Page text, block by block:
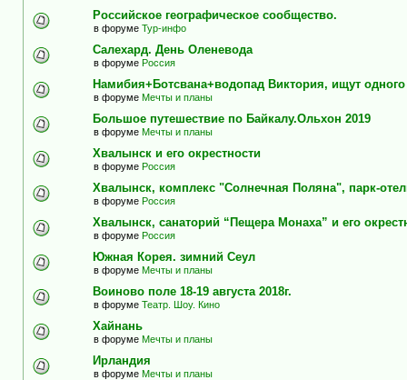
Российское географическое сообщество.
в форуме Тур-инфо
Салехард. День Оленевода
в форуме Россия
Намибия+Ботсвана+водопад Виктория, ищут
в форуме Мечты и планы
Большое путешествие по Байкалу.Ольхон 2019
в форуме Мечты и планы
Хвалынск и его окрестности
в форуме Россия
Хвалынск, комплекс "Солнечная Поляна", парк-
в форуме Россия
Хвалынск, санаторий “Пещера Монаха” и его
в форуме Россия
Южная Корея. зимний Сеул
в форуме Мечты и планы
Воиново поле 18-19 августа 2018г.
в форуме Театр. Шоу. Кино
Хайнань
в форуме Мечты и планы
Ирландия
в форуме Мечты и планы